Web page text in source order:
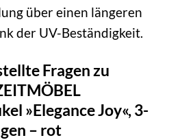
über einen längeren
der UV-Beständigkeit.
Fragen zu
»Elegance Joy«, 3-
– rot